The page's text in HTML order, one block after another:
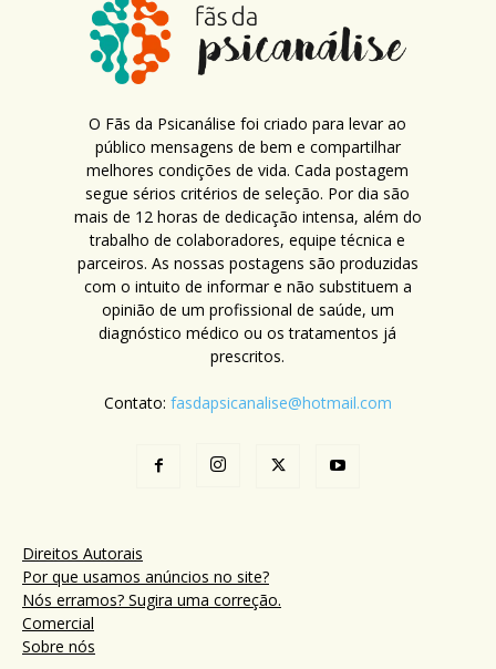
O Fãs da Psicanálise foi criado para levar ao
público mensagens de bem e compartilhar
melhores condições de vida. Cada postagem
segue sérios critérios de seleção. Por dia são
mais de 12 horas de dedicação intensa, além do
trabalho de colaboradores, equipe técnica e
parceiros. As nossas postagens são produzidas
com o intuito de informar e não substituem a
opinião de um profissional de saúde, um
diagnóstico médico ou os tratamentos já
prescritos.
Contato: fasdapsicanalise@hotmail.com
Direitos Autorais
Por que usamos anúncios no site?
Nós erramos? Sugira uma correção.
Comercial
Sobre nós